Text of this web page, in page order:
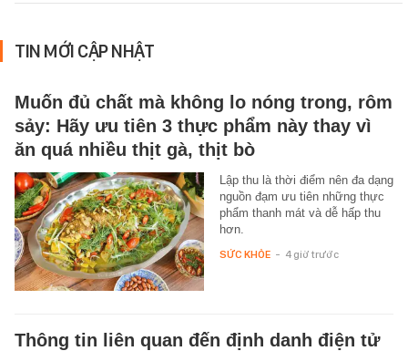
TIN MỚI CẬP NHẬT
Muốn đủ chất mà không lo nóng trong, rôm
sảy: Hãy ưu tiên 3 thực phẩm này thay vì
ăn quá nhiều thịt gà, thịt bò
Lập thu là thời điểm nên đa dạng
nguồn đạm ưu tiên những thực
phẩm thanh mát và dễ hấp thu
hơn.
SỨC KHỎE - 4 giờ trước
Thông tin liên quan đến định danh điện tử